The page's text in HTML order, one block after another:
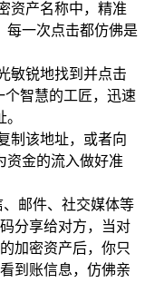
资产名称中，精准
每一次点击都仿佛是
敏锐地找到并点击
个智慧的工匠，迅速
制该地址，或者向
资金的流入做好准
邮件、社交媒体等
分享给对方，当对
加密资产后，你只
到账信息，仿佛亲